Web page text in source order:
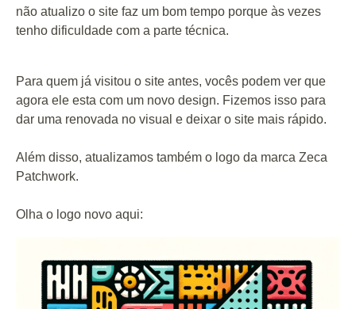
não atualizo o site faz um bom tempo porque às vezes
tenho dificuldade com a parte técnica.
Para quem já visitou o site antes, vocês podem ver que
agora ele esta com um novo design. Fizemos isso para
dar uma renovada no visual e deixar o site mais rápido.
Além disso, atualizamos também o logo da marca Zeca
Patchwork.
Olha o logo novo aqui: